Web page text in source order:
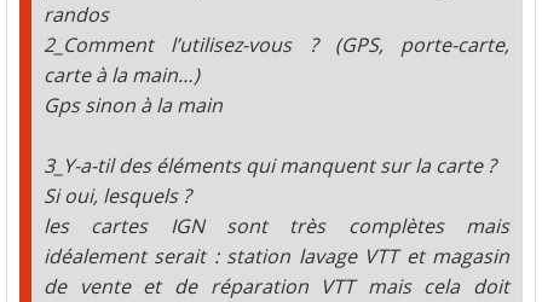
randos
2_Comment l’utilisez-vous ? (GPS, porte-carte,
carte à la main…)
Gps sinon à la main
3_Y-a-til des éléments qui manquent sur la carte ?
Si oui, lesquels ?
les cartes IGN sont très complètes mais
idéalement serait : station lavage VTT et magasin
de vente et de réparation VTT mais cela doit